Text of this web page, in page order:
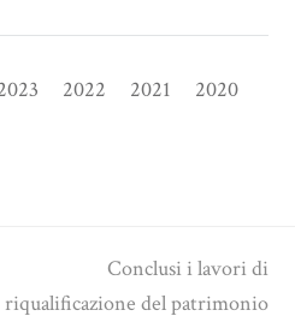
2022 2021 2020
next
post:
Conclusi i lavori di
riqualificazione del patrimonio